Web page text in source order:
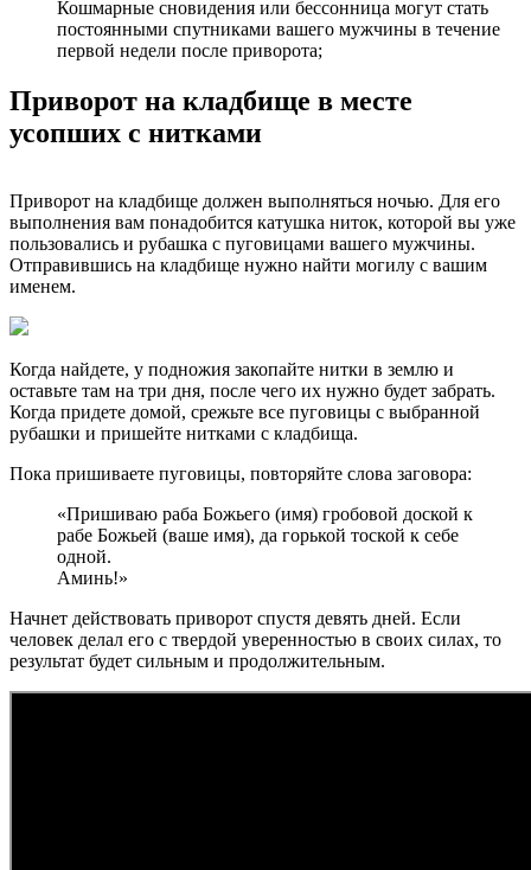
Кошмарные сновидения или бессонница могут стать
постоянными спутниками вашего мужчины в течение
первой недели после приворота;
Приворот на кладбище в месте
усопших с нитками
Приворот на кладбище должен выполняться ночью. Для его
выполнения вам понадобится катушка ниток, которой вы уже
пользовались и рубашка с пуговицами вашего мужчины.
Отправившись на кладбище нужно найти могилу с вашим
именем.
Когда найдете, у подножия закопайте нитки в землю и
оставьте там на три дня, после чего их нужно будет забрать.
Когда придете домой, срежьте все пуговицы с выбранной
рубашки и пришейте нитками с кладбища.
Пока пришиваете пуговицы, повторяйте слова заговора:
«Пришиваю раба Божьего (имя) гробовой доской к
рабе Божьей (ваше имя), да горькой тоской к себе
одной.
Аминь!»
Начнет действовать приворот спустя девять дней. Если
человек делал его с твердой уверенностью в своих силах, то
результат будет сильным и продолжительным.